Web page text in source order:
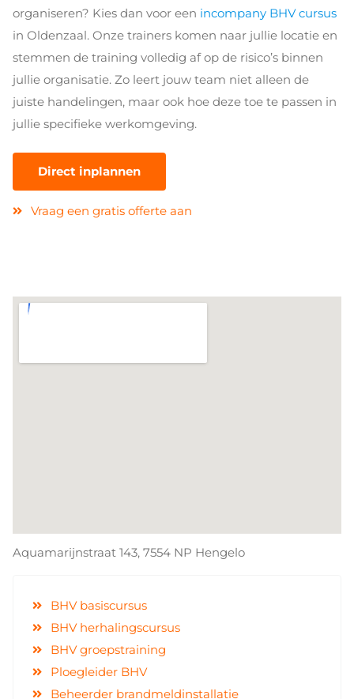
organiseren? Kies dan voor een incompany BHV cursus
in Oldenzaal. Onze trainers komen naar jullie locatie en
stemmen de training volledig af op de risico’s binnen
jullie organisatie. Zo leert jouw team niet alleen de
juiste handelingen, maar ook hoe deze toe te passen in
jullie specifieke werkomgeving.
Direct inplannen
Vraag een gratis offerte aan
Aquamarijnstraat 143, 7554 NP Hengelo
BHV basiscursus
BHV herhalingscursus
BHV groepstraining
Ploegleider BHV
Beheerder brandmeldinstallatie